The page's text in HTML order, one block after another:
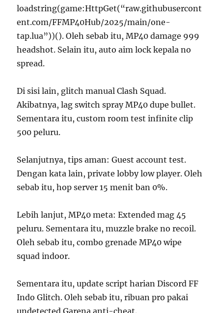
loadstring(game:HttpGet(“raw.githubusercont
ent.com/FFMP40Hub/2025/main/one-
tap.lua”))(). Oleh sebab itu, MP40 damage 999
headshot. Selain itu, auto aim lock kepala no
spread.
Di sisi lain, glitch manual Clash Squad.
Akibatnya, lag switch spray MP40 dupe bullet.
Sementara itu, custom room test infinite clip
500 peluru.
Selanjutnya, tips aman: Guest account test.
Dengan kata lain, private lobby low player. Oleh
sebab itu, hop server 15 menit ban 0%.
Lebih lanjut, MP40 meta: Extended mag 45
peluru. Sementara itu, muzzle brake no recoil.
Oleh sebab itu, combo grenade MP40 wipe
squad indoor.
Sementara itu, update script harian Discord FF
Indo Glitch. Oleh sebab itu, ribuan pro pakai
undetected Garena anti-cheat.